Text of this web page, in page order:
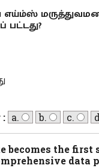
எய்ம்ஸ்
பட்டது?
: a. b. c.
becomes the first
data